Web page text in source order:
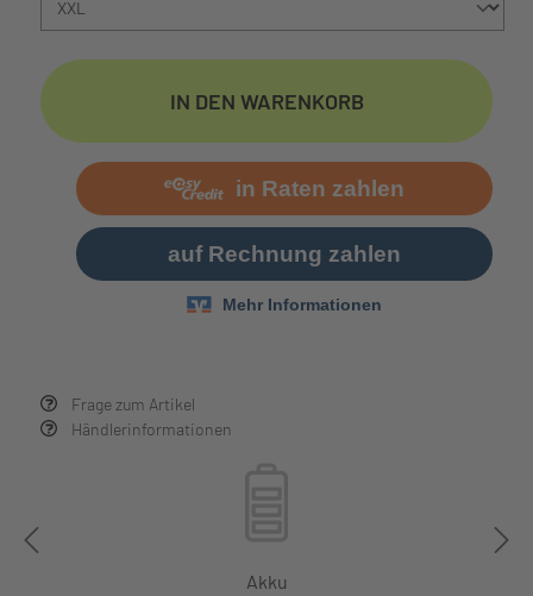
Frage zum Artikel
Händlerinformationen
IN DEN WARENKORB
Akku